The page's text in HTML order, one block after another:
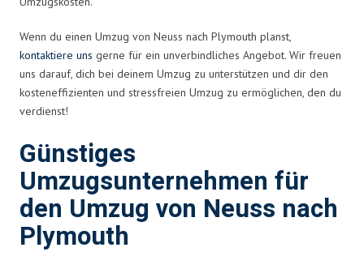
Wenn du einen Umzug von Neuss nach Plymouth planst,
kontaktiere uns gerne für ein unverbindliches Angebot. Wir freuen
uns darauf, dich bei deinem Umzug zu unterstützen und dir den
kosteneffizienten und stressfreien Umzug zu ermöglichen, den du
verdienst!
Günstiges
Umzugsunternehmen für
den Umzug von Neuss nach
Plymouth